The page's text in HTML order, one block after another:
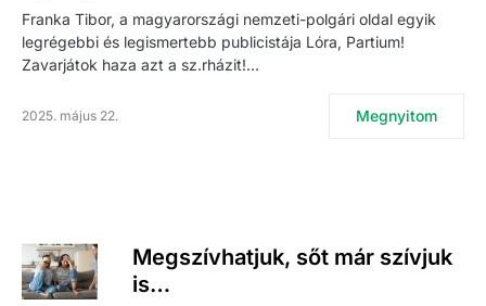
Franka Tibor, a magyarországi nemzeti-polgári oldal egyik
legrégebbi és legismertebb publicistája Lóra, Partium!
Zavarjátok haza azt a sz.rházit!…
2025. május 22. Megnyitom
Megszívhatjuk, sőt már szívjuk
is…